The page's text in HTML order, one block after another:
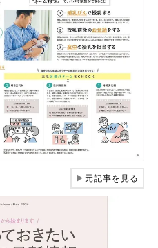
▶元記事を見る